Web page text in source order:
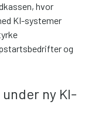
hvor
KI-systemer
og
ny KI-